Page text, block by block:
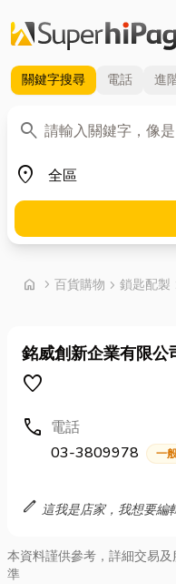
關鍵字搜尋 電話 進
search
關鍵字
place
地區
home chevron_right 首頁
百貨購物 chevron_right 鎖匙配製
銘威創新企業有限公
favorite
call 電話
03-3809978
一
edit 這我是店家，我想要編
本資料謹供參考，詳細交易
準